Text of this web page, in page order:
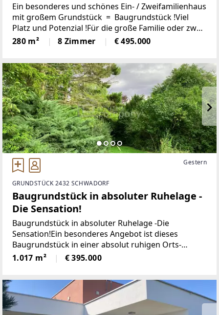
Ein besonderes und schönes Ein- / Zweifamilienhaus
mit großem Grundstück = Baugrundstück !Viel
Platz und Potenzial !Für die große Familie oder zwei
Familien bestens geeignetAls Atelier, für Wohnen
und Arbeiten !Schöne
280 m² 8 Zimmer € 495.000
Gestern
GRUNDSTÜCK 2432 SCHWADORF
Baugrundstück in absoluter Ruhelage -
Die Sensation!
Baugrundstück in absoluter Ruhelage -Die
Sensation!Ein besonderes Angebot ist dieses
Baugrundstück in einer absolut ruhigen Orts-
Randlage mit viel Grün rundum. Das Grundstück hat
eine komplett ebene Oberfläche und einen Schatten
1.017 m² € 395.000